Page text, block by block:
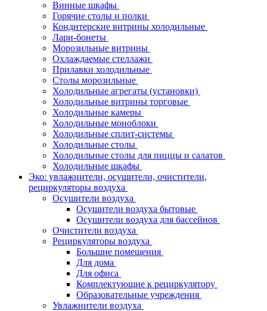
Винные шкафы
Горячие столы и полки
Кондитерские витрины холодильные
Лари-бонеты
Морозильные витрины
Охлаждаемые стеллажи
Прилавки холодильные
Столы морозильные
Холодильные агрегаты (установки)
Холодильные витрины торговые
Холодильные камеры
Холодильные моноблоки
Холодильные сплит-системы
Холодильные столы
Холодильные столы для пиццы и салатов
Холодильные шкафы
Эко: увлажнители, осушители, очистители,
рециркуляторы воздуха
Осушители воздуха
Осушители воздуха бытовые
Осушители воздуха для бассейнов
Очистители воздуха
Рециркуляторы воздуха
Большие помещения
Для дома
Для офиса
Комплектующие к рециркулятору
Образовательные учреждения
Увлажнители воздуха